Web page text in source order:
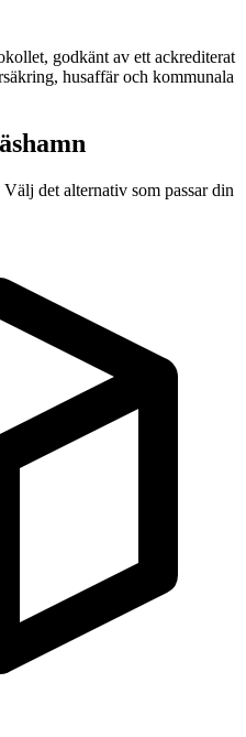
godkänt av ett ackrediterat
husaffär och kommunala
det alternativ som passar din